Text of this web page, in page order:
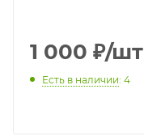
1 000 ₽/шт
Есть в наличии: 4